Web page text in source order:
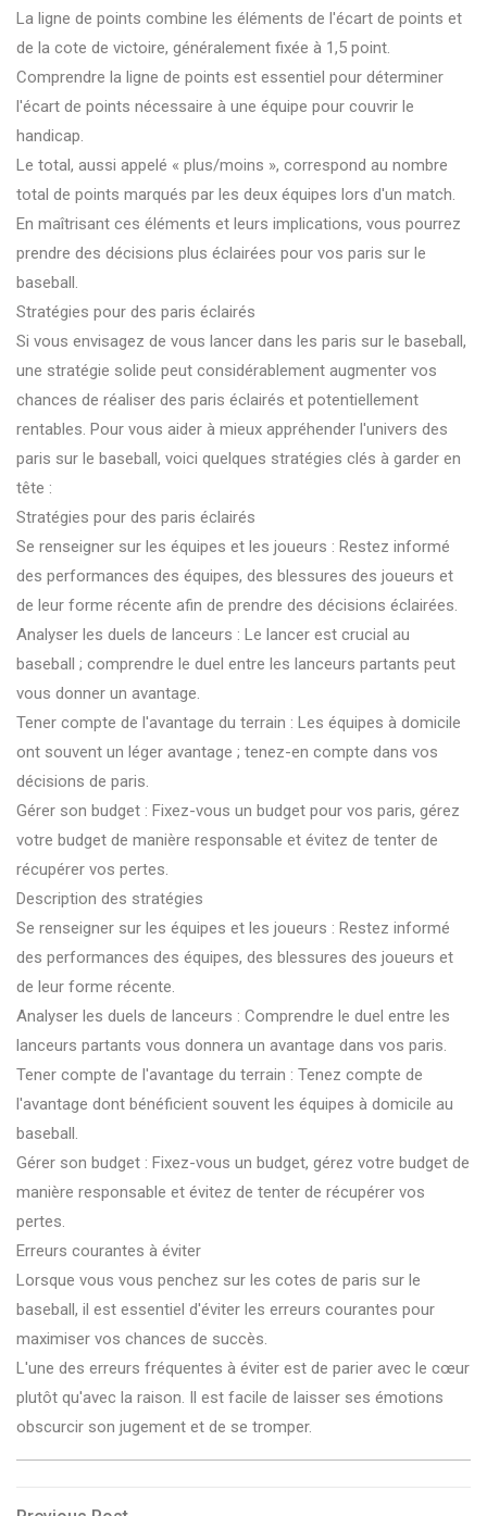
La ligne de points combine les éléments de l'écart de points et
de la cote de victoire, généralement fixée à 1,5 point.
Comprendre la ligne de points est essentiel pour déterminer
l'écart de points nécessaire à une équipe pour couvrir le
handicap.
Le total, aussi appelé « plus/moins », correspond au nombre
total de points marqués par les deux équipes lors d'un match.
En maîtrisant ces éléments et leurs implications, vous pourrez
prendre des décisions plus éclairées pour vos paris sur le
baseball.
Stratégies pour des paris éclairés
Si vous envisagez de vous lancer dans les paris sur le baseball,
une stratégie solide peut considérablement augmenter vos
chances de réaliser des paris éclairés et potentiellement
rentables. Pour vous aider à mieux appréhender l'univers des
paris sur le baseball, voici quelques stratégies clés à garder en
tête :
Stratégies pour des paris éclairés
Se renseigner sur les équipes et les joueurs : Restez informé
des performances des équipes, des blessures des joueurs et
de leur forme récente afin de prendre des décisions éclairées.
Analyser les duels de lanceurs : Le lancer est crucial au
baseball ; comprendre le duel entre les lanceurs partants peut
vous donner un avantage.
Tener compte de l'avantage du terrain : Les équipes à domicile
ont souvent un léger avantage ; tenez-en compte dans vos
décisions de paris.
Gérer son budget : Fixez-vous un budget pour vos paris, gérez
votre budget de manière responsable et évitez de tenter de
récupérer vos pertes.
Description des stratégies
Se renseigner sur les équipes et les joueurs : Restez informé
des performances des équipes, des blessures des joueurs et
de leur forme récente.
Analyser les duels de lanceurs : Comprendre le duel entre les
lanceurs partants vous donnera un avantage dans vos paris.
Tener compte de l'avantage du terrain : Tenez compte de
l'avantage dont bénéficient souvent les équipes à domicile au
baseball.
Gérer son budget : Fixez-vous un budget, gérez votre budget de
manière responsable et évitez de tenter de récupérer vos
pertes.
Erreurs courantes à éviter
Lorsque vous vous penchez sur les cotes de paris sur le
baseball, il est essentiel d'éviter les erreurs courantes pour
maximiser vos chances de succès.
L'une des erreurs fréquentes à éviter est de parier avec le cœur
plutôt qu'avec la raison. Il est facile de laisser ses émotions
obscurcir son jugement et de se tromper.